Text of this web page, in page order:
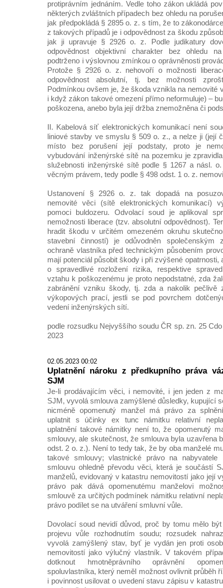
protiprávním jednáním. Vedle toho zákon ukládá
některých zvláštních případech bez ohledu na
jak předpokládá § 2895 o. z. s tím, že to
z takových případů je i odpovědnost za škodu
jak ji upravuje § 2926 o. z. Podle judikatury
odpovědnost objektivní charakter bez ohledu
podtrženo i výslovnou zmínkou o oprávněnosti
Protože § 2926 o. z. nehovoří o možnosti
odpovědnost absolutní, tj. bez možnosti
Podmínkou ovšem je, že škoda vznikla na nemovité
i když zákon takové omezení přímo neformuluje) –
poškozena, anebo byla její držba znemožněna či
II. Kabelová síť elektronických komunikací není
liniové stavby ve smyslu § 509 o. z., a nelze ji (její
místo bez porušení její podstaty, proto je
vybudování inženýrské sítě na pozemku je
služebnosti inženýrské sítě podle § 1267 a násl.
věcným právem, tedy podle § 498 odst. 1 o. z.
Ustanovení § 2926 o. z. tak dopadá na
nemovité věci (sítě elektronických komunikací)
pomoci buldozeru. Odvolací soud je aplikoval
nemožnosti liberace (tzv. absolutní odpovědnost).
hradit škodu v určitém omezeném okruhu
stavební činností) je odůvodněn společenským
ochraně vlastníka před technickým působením
mají potenciál působit škody i při zvýšené opatrnosti,
o spravedlivé rozložení rizika, respektive
vztahu k poškozenému je proto nepodstatné, zda
zabránění vzniku škody, tj. zda a nakolik pečlivě
výkopových prací, jestli se pod povrchem
vedení inženýrských sítí.
podle rozsudku Nejvyššího soudu ČR sp. zn. 25
2023
02.05.2023 00:02
Uplatnění nároku z předkupního práva
SJM
Je-li prodávajícím věci, i nemovité, i jen jeden z
SJM, vyvolá smlouva zamýšlené důsledky, kupující
nicméně opomenutý manžel má právo za
uplatnit s účinky ex tunc námitku relativní
uplatnění takové námitky není to, že opomenutý
smlouvy, ale skutečnost, že smlouva byla uzavřena
odst. 2 o. z.). Není to tedy tak, že by oba manželé
takové smlouvy; vlastnické právo na
smlouvu ohledně převodu věci, která je součástí
manželů, evidovaný v katastru nemovitostí jako její
právo pak dává opomenutému manželovi
smlouvě za určitých podmínek námitku relativní
právo podílet se na utváření smluvní vůle.
Dovolací soud nevidí důvod, proč by tomu mělo
projevu vůle rozhodnutím soudu; rozsudek
vyvolá zamýšlený stav, byť je vydán jen proti
nemovitostí jako výlučný vlastník. V takovém
dotknout hmotněprávního oprávnění
spoluvlastníka, který neměl možnost ovlivnit průběh
i povinnost usilovat o uvedení stavu zápisu v